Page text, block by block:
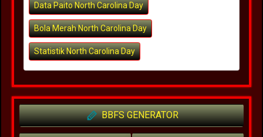
Data Paito North Carolina Day
Bola Merah North Carolina Day
Statistik North Carolina Day
BBFS GENERATOR